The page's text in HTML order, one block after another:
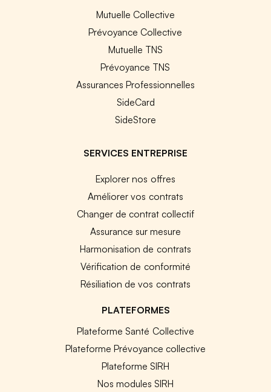
Mutuelle Collective
Prévoyance Collective
Mutuelle TNS
Prévoyance TNS
Assurances Professionnelles
SideCard
SideStore
SERVICES ENTREPRISE
Explorer nos offres
Améliorer vos contrats
Changer de contrat collectif
Assurance sur mesure
Harmonisation de contrats
Vérification de conformité
Résiliation de vos contrats
PLATEFORMES
Plateforme Santé Collective
Plateforme Prévoyance collective
Plateforme SIRH
Nos modules SIRH